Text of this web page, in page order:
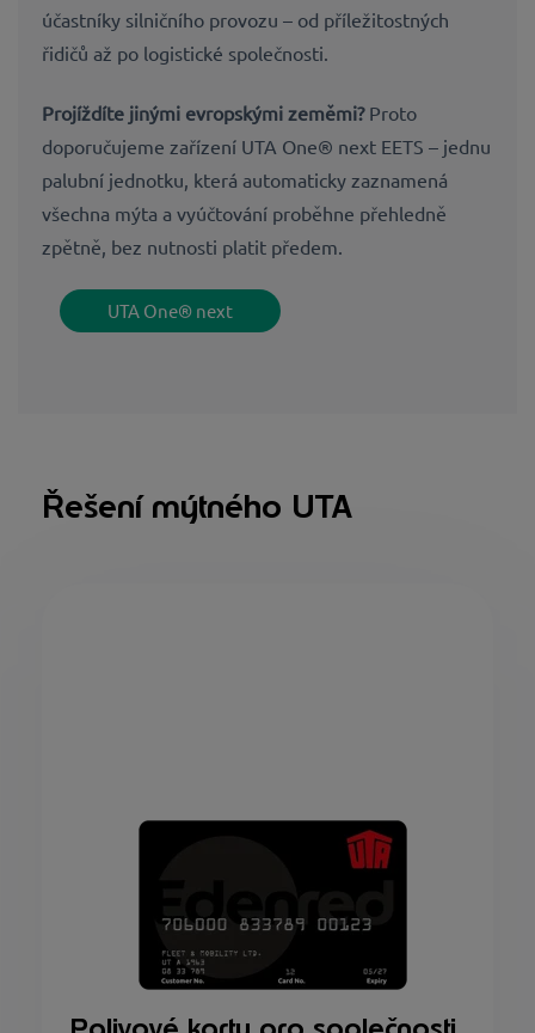
účastníky silničního provozu – od příležitostných
řidičů až po logistické společnosti.
Projíždíte jinými evropskými zeměmi? Proto
doporučujeme zařízení UTA One® next EETS – jednu
palubní jednotku, která automaticky zaznamená
všechna mýta a vyúčtování proběhne přehledně
zpětně, bez nutnosti platit předem.
UTA One® next
Řešení mýtného UTA